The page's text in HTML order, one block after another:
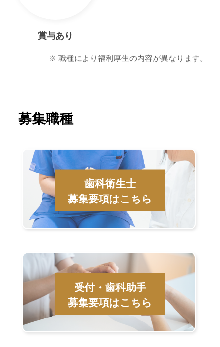
賞与あり
※ 職種により福利厚生の内容が異なります。
募集職種
歯科衛生士
募集要項はこちら
受付・歯科助手
募集要項はこちら